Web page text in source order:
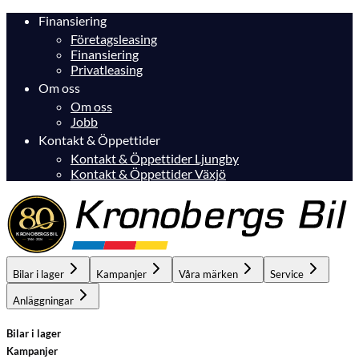
Finansiering
Företagsleasing
Finansiering
Privatleasing
Om oss
Om oss
Jobb
Kontakt & Öppettider
Kontakt & Öppettider Ljungby
Kontakt & Öppettider Växjö
Bilar i lager Kampanjer Våra märken Service
Anläggningar
Bilar i lager
Kampanjer